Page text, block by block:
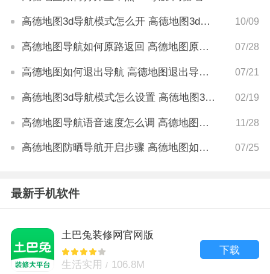
高德地图3d导航模式怎么开 高德地图3d导航模式开启方法 10/09
高德地图导航如何原路返回 高德地图原路返回怎么设置 07/28
高德地图如何退出导航 高德地图退出导航怎么操作 07/21
高德地图3d导航模式怎么设置 高德地图3d导航模式开启方法 02/19
高德地图导航语音速度怎么调 高德地图导航语音速度设置在哪里 11/28
高德地图防晒导航开启步骤 高德地图如何开启防晒导航功能 07/25
最新手机软件
土巴兔装修网官网版
生活实用 106.8M
下载